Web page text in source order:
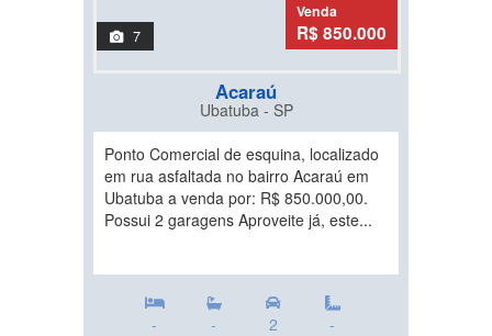
7
Venda
R$ 850.000
Acaraú
Ubatuba - SP
Ponto Comercial de esquina, localizado
em rua asfaltada no bairro Acaraú em
Ubatuba a venda por: R$ 850.000,00.
Possui 2 garagens Aproveite já, este...
- - 2 -